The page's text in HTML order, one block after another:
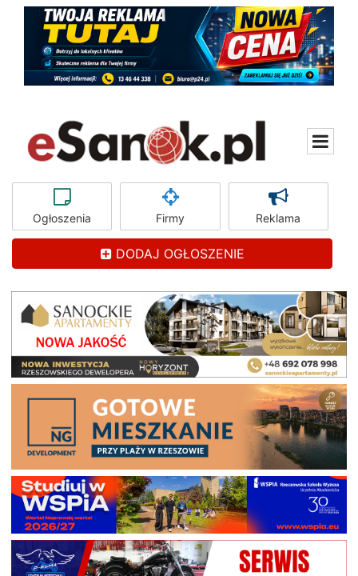
Ogłoszenia Firmy Reklama
DODAJ OGŁOSZENIE